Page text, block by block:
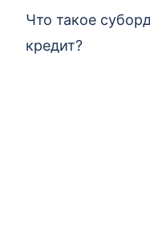
Что такое
кредит?